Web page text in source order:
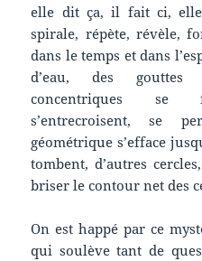
elle dit ça, il fait ci, elle
spirale, répète, révèle,
dans le temps et dans
d’eau, des gouttes
concentriques se
s’entrecroisent, se
géométrique s’efface
tombent, d’autres
briser le contour net des
On est happé par ce
qui soulève tant de